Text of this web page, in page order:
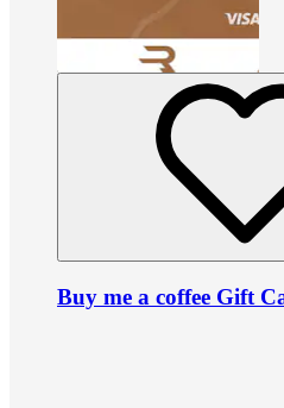
Buy me a coffee Gift